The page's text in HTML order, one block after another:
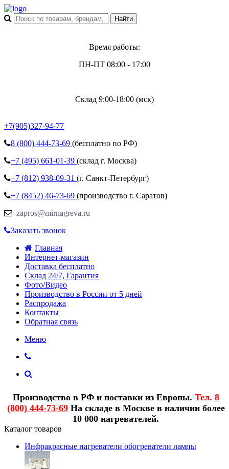
Время работы:
ПН-ПТ 08:00 - 17:00
Склад 9:00-18:00 (мск)
+7(905)327-94-77
8 (800) 444-73-69 (бесплатно по РФ)
+7 (495) 661-01-39 (склад г. Москва)
+7 (812) 938-09-31 (г. Санкт-Петербург)
+7 (8452) 46-73-69 (производство г. Саратов)
zapros@mirnagreva.ru
Заказать звонок
Главная
Интернет-магазин
Доставка бесплатно
Склад 24/7, Гарантия
Фото/Видео
Производство в России от 5 дней
Распродажа
Контакты
Обратная связь
Меню
Производство в РФ и поставки из Европы. Тел. 8
(800) 444-73-69На складе в Москве в наличии более
10 000 нагревателей.
Каталог товаров
Инфракрасные нагреватели обогреватели лампы